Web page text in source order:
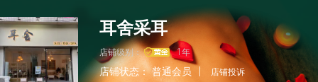
耳舍采耳
店铺级别： 1年
店铺状态：普通会员 店铺投诉